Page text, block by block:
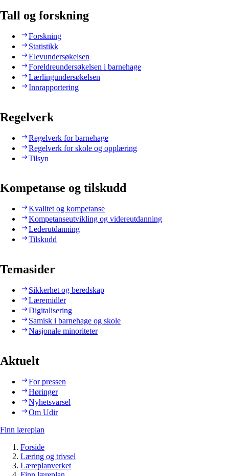
Tall og forskning
Forskning
Statistikk
Elevundersøkelsen
Foreldreundersøkelsen i barnehage
Lærlingundersøkelsen
Innrapportering
Regelverk
Regelverk for barnehage
Regelverk for skole og opplæring
Tilsyn
Kompetanse og tilskudd
Kvalitet og kompetanse
Kompetanseutvikling og videreutdanning
Lederutdanning
Tilskudd
Temasider
Sikkerhet og beredskap
Læremidler
Digitalisering
Samisk i barnehage og skole
Nasjonale minoriteter
Aktuelt
For pressen
Høringer
Nyhetsvarsel
Om Udir
Finn læreplan
Forside
Læring og trivsel
Læreplanverket